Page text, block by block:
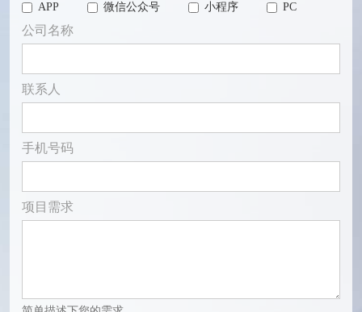
APP 微信公众号 小程序 PC
公司名称
联系人
手机号码
项目需求